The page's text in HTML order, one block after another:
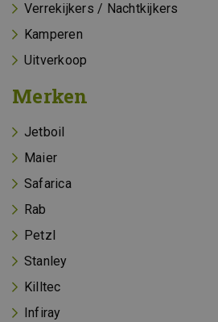
Verrekijkers / Nachtkijkers
Kamperen
Uitverkoop
Merken
Jetboil
Maier
Safarica
Rab
Petzl
Stanley
Killtec
Infiray